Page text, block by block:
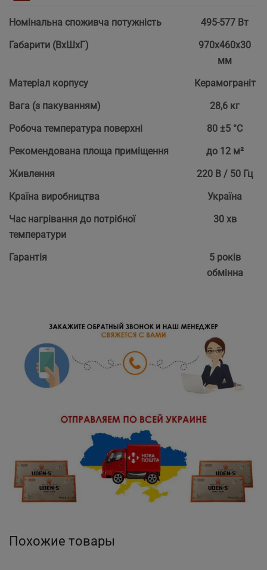
Номінальна споживча потужність
495-577 Вт
Габарити (ВхШхГ)
970х460х30
мм
Матеріал корпусу
Керамограніт
Вага (з пакуванням)
28,6 кг
Робоча температура поверхні
80 ±5 °С
Рекомендована площа приміщення
до 12 м²
Живлення
220 В / 50 Гц
Країна виробництва
Україна
Час нагрівання до потрібної
температури
30 хв
Гарантія
5 років
обмінна
Похожие товары